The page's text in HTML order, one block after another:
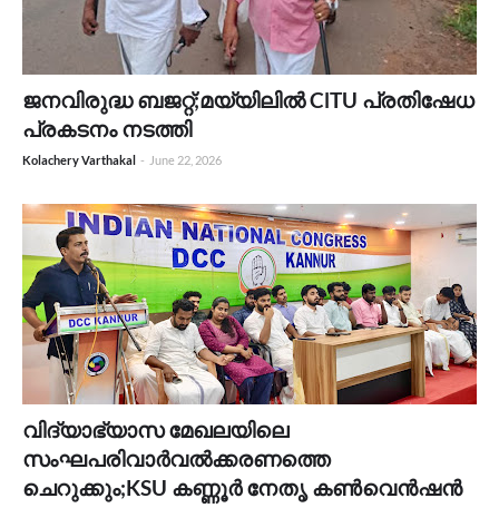
ജനവിരുദ്ധ ബജറ്റ്;മയ്യിലിൽ ClTU പ്രതിഷേധ
പ്രകടനം നടത്തി
Kolachery Varthakal - June 22, 2026
വിദ്യാഭ്യാസ മേഖലയിലെ
സംഘപരിവാർവൽക്കരണത്തെ
ചെറുക്കും;KSU കണ്ണൂർ നേതൃ കൺവെൻഷൻ